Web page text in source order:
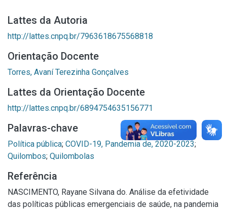
Lattes da Autoria
http://lattes.cnpq.br/7963618675568818
Orientação Docente
Torres, Avaní Terezinha Gonçalves
Lattes da Orientação Docente
http://lattes.cnpq.br/6894754635156771
Palavras-chave
Política pública; COVID-19, Pandemia de, 2020-2023;
Quilombos; Quilombolas
Referência
NASCIMENTO, Rayane Silvana do. Análise da efetividade
das políticas públicas emergenciais de saúde, na pandemia